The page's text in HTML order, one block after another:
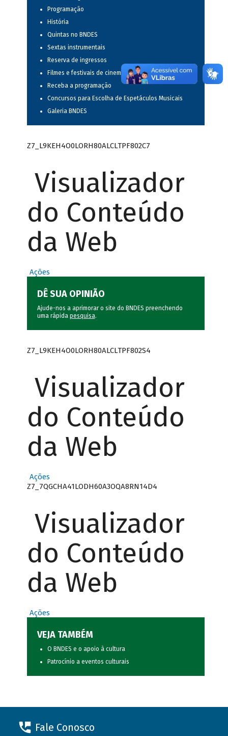
Programação
História
Quintas no BNDES
Sextas instrumentais
Reserva de ingressos
Filmes e festivais de cinema
Receba a programação
Concursos para Escolha de Espetáculos Musicais
Galeria BNDES
Z7_L9KEH4O0LORH80ALCLTPF802C7
Visualizador
do Conteúdo
da Web
Ações
DÊ SUA OPINIÃO
Ajude-nos a aprimorar o site do BNDES preenchendo
uma rápida pesquisa.
Z7_L9KEH4O0LORH80ALCLTPF802S4
Visualizador
do Conteúdo
da Web
Ações
Z7_7QGCHA41LODH60A3OQA8RN14D4
Visualizador
do Conteúdo
da Web
Ações
VEJA TAMBÉM
O BNDES e o apoio à cultura
Patrocínio a eventos culturais
Fale Conosco